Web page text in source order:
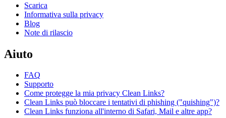
Scarica
Informativa sulla privacy
Blog
Note di rilascio
Aiuto
FAQ
Supporto
Come protegge la mia privacy Clean Links?
Clean Links può bloccare i tentativi di phishing ("quishing")?
Clean Links funziona all'interno di Safari, Mail e altre app?